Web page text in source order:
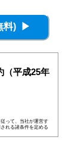
（平成25年
って、当社が運営す
れる諸条件を定める